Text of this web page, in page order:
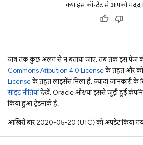
क्या इस कॉन्टेंट से आपको मदद
जब तक कुछ अलग से न बताया जाए, तब तक इस पेज की
Commons Attribution 4.0 Licenseके तहत और
Licenseके तहत लाइसेंस मिला है. ज़्यादा जानकारी के
साइट नीतियांदेखें. Oracle और/या इससे जुड़ी हुई
किया हुआ ट्रेडमार्क है.
आखिरी बार 2020-05-20 (UTC) को अपडेट किया